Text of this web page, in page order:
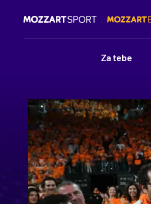
Za tebe